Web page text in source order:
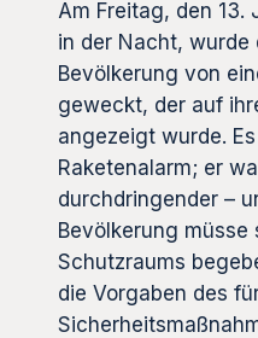
Am Freitag, den 13.
in der Nacht, wurde
Bevölkerung von
geweckt, der auf
angezeigt wurde.
Raketenalarm; er
durchdringender –
Bevölkerung müsse
Schutzraums
die Vorgaben des